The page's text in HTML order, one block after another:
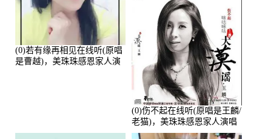
(0)若有缘再相见在线听(原唱
是曹越)，美珠珠感恩家人演
(0)伤不起在线听(原唱是王麟/
老猫)，美珠珠感恩家人演唱
点播:80218次